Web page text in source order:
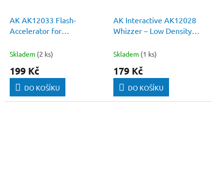
AK AK12033 Flash-
Accelerator for
Skladem (2 ks)
199 Kč
DO KOŠÍKU
AK Interactive AK12028
Whizzer – Low Density
Glue 20g
Skladem (1 ks)
179 Kč
DO KOŠÍKU